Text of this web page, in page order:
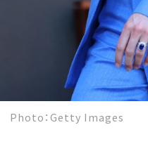
Photo：Getty Images